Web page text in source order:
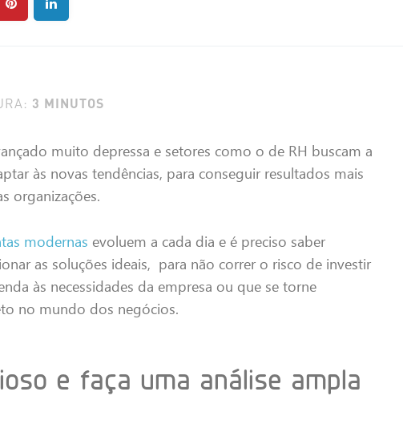
3 MINUTOS
muito depressa e setores como o de RH buscam a
às novas tendências, para conseguir resultados mais
organizações.
modernas evoluem a cada dia e é preciso saber
as soluções ideais, para não correr o risco de investir
às necessidades da empresa ou que se torne
no mundo dos negócios.
e faça uma análise ampla